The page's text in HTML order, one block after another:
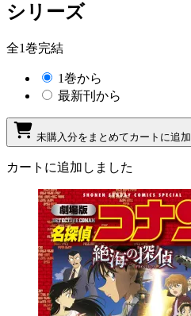
シリーズ
全1巻完結
1巻から
最新刊から
未購入分をまとめてカートに追加
カートに追加しました